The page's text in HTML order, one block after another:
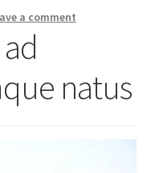
a comment
natus